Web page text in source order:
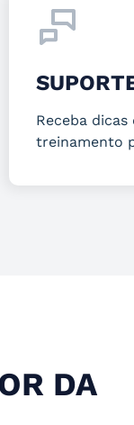
Receba
treinamento
DA